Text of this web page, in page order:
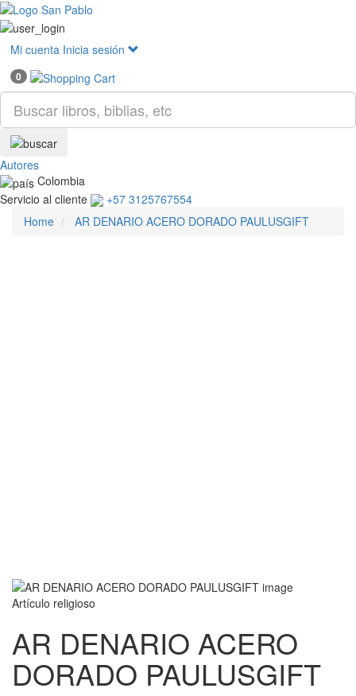
Mi cuenta Inicia sesión
0
Autores
Colombia
Servicio al cliente
+57 3125767554
Home
AR DENARIO ACERO DORADO PAULUSGIFT
Artículo religioso
AR DENARIO ACERO
DORADO PAULUSGIFT